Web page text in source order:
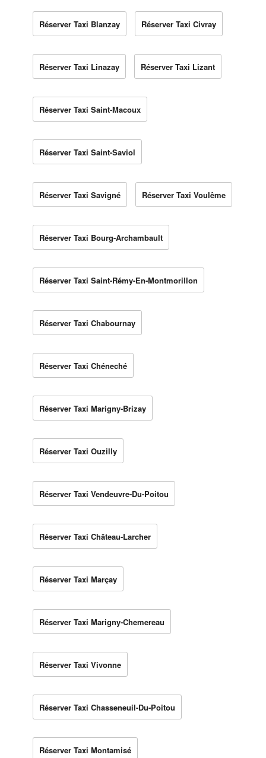
Réserver Taxi Blanzay Réserver Taxi Civray
Réserver Taxi Linazay Réserver Taxi Lizant
Réserver Taxi Saint-Macoux
Réserver Taxi Saint-Saviol
Réserver Taxi Savigné Réserver Taxi Voulême
Réserver Taxi Bourg-Archambault
Réserver Taxi Saint-Rémy-En-Montmorillon
Réserver Taxi Chabournay
Réserver Taxi Chéneché
Réserver Taxi Marigny-Brizay
Réserver Taxi Ouzilly
Réserver Taxi Vendeuvre-Du-Poitou
Réserver Taxi Château-Larcher
Réserver Taxi Marçay
Réserver Taxi Marigny-Chemereau
Réserver Taxi Vivonne
Réserver Taxi Chasseneuil-Du-Poitou
Réserver Taxi Montamisé